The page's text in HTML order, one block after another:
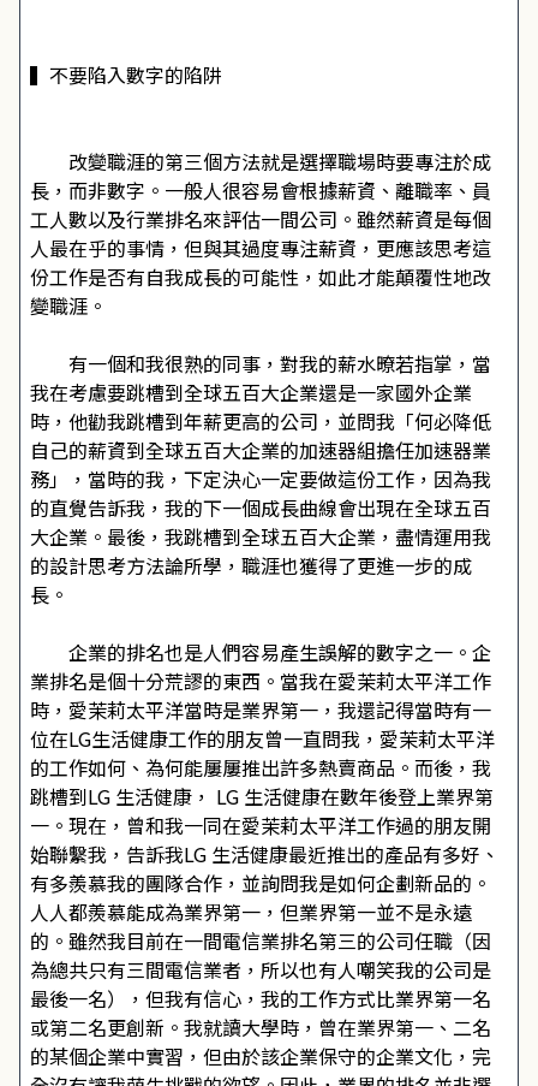
▍不要陷入數字的陷阱
改變職涯的第三個方法就是選擇職場時要專注於成
長，而非數字。一般人很容易會根據薪資、離職率、員
工人數以及行業排名來評估一間公司。雖然薪資是每個
人最在乎的事情，但與其過度專注薪資，更應該思考這
份工作是否有自我成長的可能性，如此才能顛覆性地改
變職涯。
有一個和我很熟的同事，對我的薪水暸若指掌，當
我在考慮要跳槽到全球五百大企業還是一家國外企業
時，他勸我跳槽到年薪更高的公司，並問我「何必降低
自己的薪資到全球五百大企業的加速器組擔任加速器業
務」，當時的我，下定決心一定要做這份工作，因為我
的直覺告訴我，我的下一個成長曲線會出現在全球五百
大企業。最後，我跳槽到全球五百大企業，盡情運用我
的設計思考方法論所學，職涯也獲得了更進一步的成
長。
企業的排名也是人們容易產生誤解的數字之一。企
業排名是個十分荒謬的東西。當我在愛茉莉太平洋工作
時，愛茉莉太平洋當時是業界第一，我還記得當時有一
位在LG生活健康工作的朋友曾一直問我，愛茉莉太平洋
的工作如何、為何能屢屢推出許多熱賣商品。而後，我
跳槽到LG 生活健康， LG 生活健康在數年後登上業界第
一。現在，曾和我一同在愛茉莉太平洋工作過的朋友開
始聯繫我，告訴我LG 生活健康最近推出的產品有多好、
有多羨慕我的團隊合作，並詢問我是如何企劃新品的。
人人都羨慕能成為業界第一，但業界第一並不是永遠
的。雖然我目前在一間電信業排名第三的公司任職（因
為總共只有三間電信業者，所以也有人嘲笑我的公司是
最後一名），但我有信心，我的工作方式比業界第一名
或第二名更創新。我就讀大學時，曾在業界第一、二名
的某個企業中實習，但由於該企業保守的企業文化，完